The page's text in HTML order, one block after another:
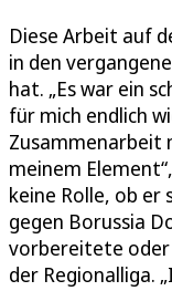
Diese Arbeit auf
in den
hat. „Es war ein
für mich endlich
Zusammenarbeit
meinem
keine Rolle, ob er
gegen Borussia
vorbereitete oder
der Regionalliga.